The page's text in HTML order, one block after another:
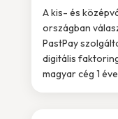
A kis- és
országban
PastPay
digitális
magyar cég 1